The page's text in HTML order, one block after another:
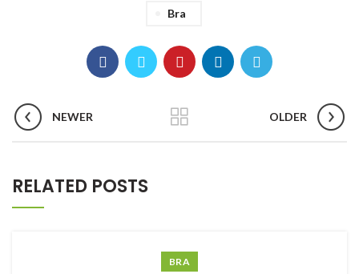
Bra
NEWER OLDER
RELATED POSTS
BRA